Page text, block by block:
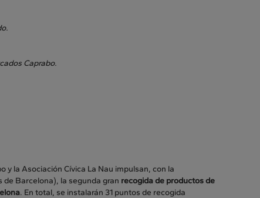
Caprabo.
y la Asociación Cívica La Nau impulsan, con la
Barcelona), la segunda gran recogida de productos de
. En total, se instalarán 31 puntos de recogida